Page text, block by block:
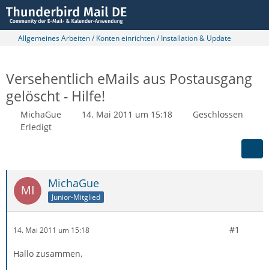
Allgemeines Arbeiten / Konten einrichten / Installation & Update
Versehentlich eMails aus Postausgang
gelöscht - Hilfe!
MichaGue 14. Mai 2011 um 15:18
Geschlossen
Erledigt
MichaGue
Junior-Mitglied
14. Mai 2011 um 15:18 #1
Hallo zusammen,